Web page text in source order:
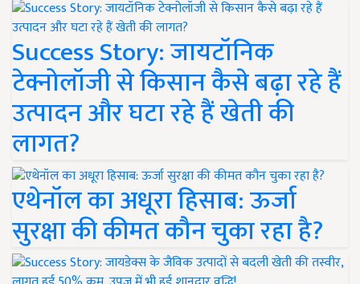
Success Story: जायटॉनिक
टेक्नोलॉजी से किसान कैसे बढ़ा रहे हैं
उत्पादन और घटा रहे हैं खेती की
लागत?
एथेनॉल का अधूरा हिसाब: ऊर्जा
सुरक्षा की कीमत कौन चुका रहा है?